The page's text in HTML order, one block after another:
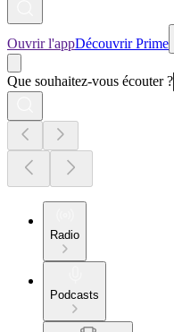
Ouvrir l'appDécouvrir Prime
Que souhaitez-vous écouter ?
Radio
Podcasts